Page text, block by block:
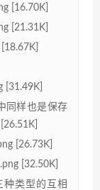
[16.70K]
[21.31K]
[31.49K]
同样也是保存
[26.73K]
[32.50K]
种类型的互相